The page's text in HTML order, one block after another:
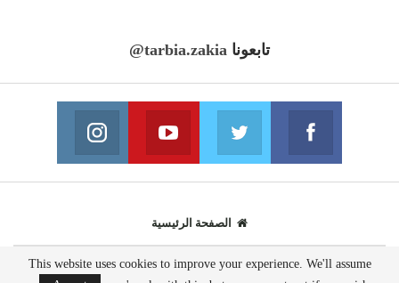
تابعونا @tarbia.zakia
فايسبوك
انضم الينا انضم الينا
يوتيوب
انضم الينا
الصفحة الرئيسية
© 2020 - جميع الحقوق محفوظة.
This website uses cookies to improve your experience. We'll assume